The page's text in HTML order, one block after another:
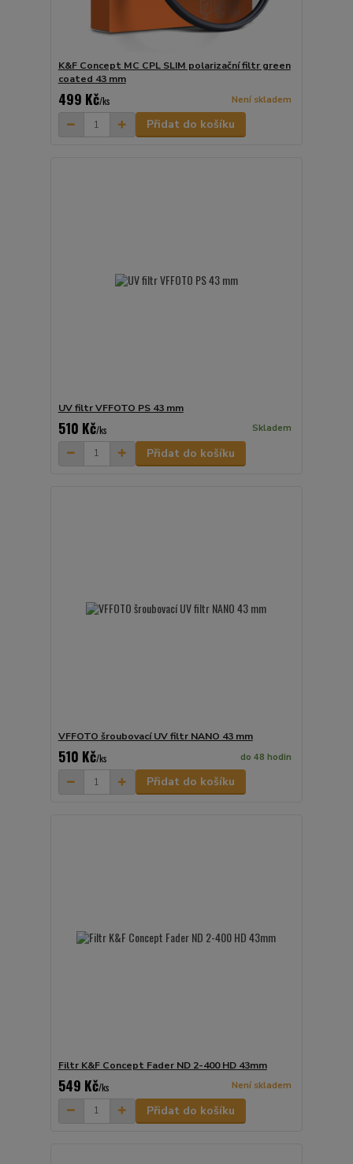
K&F Concept MC CPL SLIM polarizační filtr green
coated 43 mm
499 Kč/ks Není skladem
Přidat do košíku
UV filtr VFFOTO PS 43 mm
510 Kč/ks Skladem
Přidat do košíku
VFFOTO šroubovací UV filtr NANO 43 mm
510 Kč/ks do 48 hodin
Přidat do košíku
Filtr K&F Concept Fader ND 2-400 HD 43mm
549 Kč/ks Není skladem
Přidat do košíku